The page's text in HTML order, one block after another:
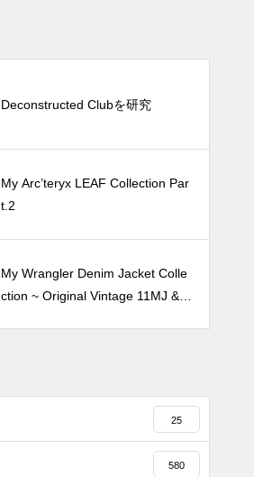
oyamaでメンテナンス 2026
Deconstructed Clubを研究
My Arc’teryx LEAF Collection Par
t.2
My Wrangler Denim Jacket Colle
ction ~ Original Vintage 11MJ & 1
25
580